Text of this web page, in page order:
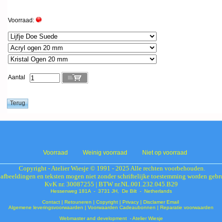
Voorraad:
Aantal
Voorraad Weinig voorraad Niet op voorraad
Copyright - Atelier Wiesje © 1991 - 2025 Alle rechten voorbehouden.
en teksten mogen niet zonder schriftelijke toestemming worden
KvK nr. 30087255 | BTW nr.NL.001.232.045.B29
Hessenweg 181A - 3731 JH, De Bilt - Netherlands
Contact| Retouneren | Copyright| Privacy | Disclamer Email
Algemene leveringsvoorwaarden | Voorwaarden Cadeaubonnen | Reparatie voorwaarden
Webmaster and development - Atelier Wiesje